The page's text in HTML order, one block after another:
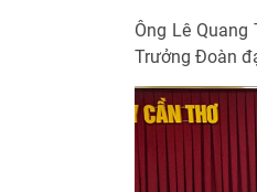
Ông Lê
Trưởng Đoàn